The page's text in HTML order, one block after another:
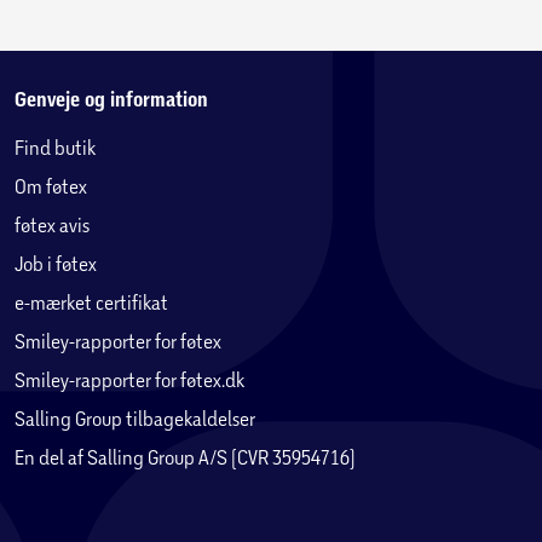
Rat og stjernekikkert til rolleleg
Trætag og Jungle Gym flag
Indbygget sandkasse Rock Wall med 5 klatresten
Sikkerhed:
Jordankre til fastgørelse i beton
4 skridsikre metalstigetrin med endedæksler
2 stigebeslag
Bolthætter til beskyttelse af skruer og bolte
Hovedbeskytter ved rutsjebaneudgang
4 sikkerhedshåndtag med skridsikkert greb
Genveje og information
Find butik
Om føtex
føtex avis
Job i føtex
e-mærket certifikat
Smiley-rapporter for føtex
Smiley-rapporter for føtex.dk
Salling Group tilbagekaldelser
En del af Salling Group A/S (CVR 35954716)